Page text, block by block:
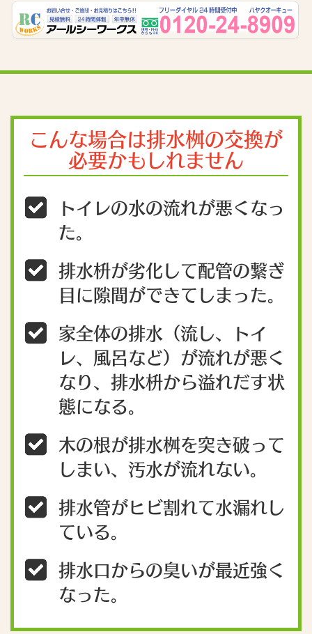
こんな場合は排水桝の交換が
必要かもしれません
トイレの水の流れが悪くなっ
た。
排水枡が劣化して配管の繋ぎ
目に隙間ができてしまった。
家全体の排水（流し、トイ
レ、風呂など）が流れが悪く
なり、排水枡から溢れだす状
態になる。
木の根が排水桝を突き破って
しまい、汚水が流れない。
排水管がヒビ割れて水漏れし
ている。
排水口からの臭いが最近強く
なった。